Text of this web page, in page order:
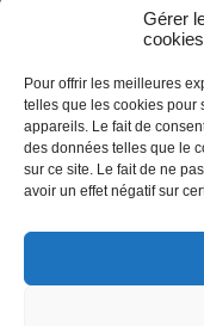
Gérer
cookies
Pour offrir les meilleures
telles que les cookies pour
appareils. Le fait de
des données telles que le
sur ce site. Le fait de ne
avoir un effet négatif sur
4 moulin bas,
11600 Lastours
+33 (0)4 68 76 64